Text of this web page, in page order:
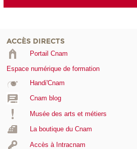
ACCÈS DIRECTS
Portail Cnam
Espace numérique de formation
Handi'Cnam
Cnam blog
Musée des arts et métiers
La boutique du Cnam
Accès à Intracnam